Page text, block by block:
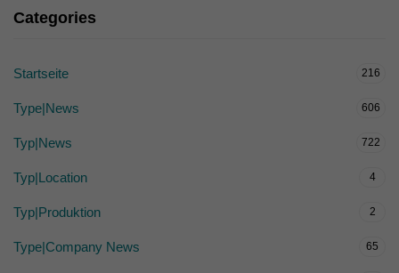
Categories
Startseite 216
Type|News 606
Typ|News 722
Typ|Location 4
Typ|Produktion 2
Type|Company News 65